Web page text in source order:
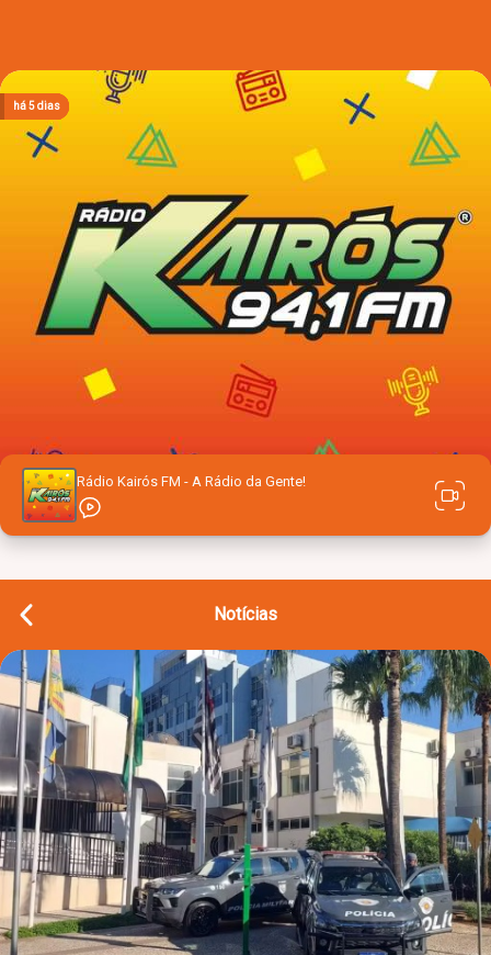
Rádio Kairós FM - A Rádio da Gente!
Notícias
há 2 dias
há 2 dias
há 2 dias
há 2 dias
há 5 dias